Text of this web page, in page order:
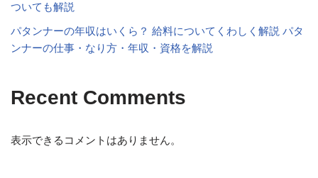
ついても解説
パタンナーの年収はいくら？ 給料についてくわしく解説 パタ
ンナーの仕事・なり方・年収・資格を解説
Recent Comments
表示できるコメントはありません。